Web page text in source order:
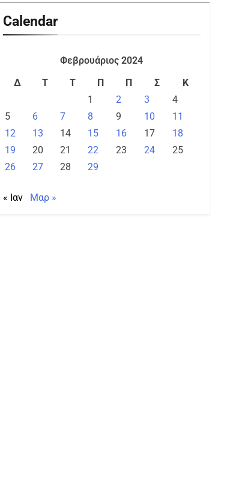
Calendar
Φεβρουάριος 2024
Δ
Τ Τ Π Π Σ
Κ
1
2 3
4
5
6 7 8 9 10
11
12
13 14 15 16 17
18
19
20 21 22 23 24
25
26
27 28 29
« Ιαν Μαρ »